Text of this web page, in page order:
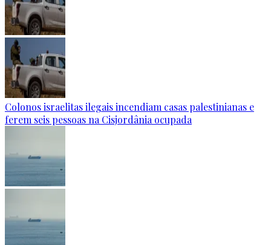
Colonos israelitas ilegais incendiam casas palestinianas e
ferem seis pessoas na Cisjordânia ocupada